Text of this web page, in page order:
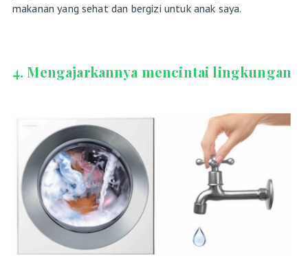
makanan yang sehat dan bergizi untuk anak saya.
4. Mengajarkannya mencintai lingkungan